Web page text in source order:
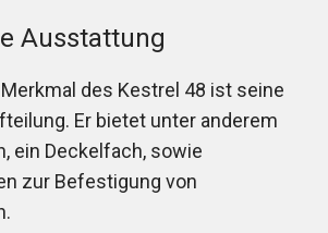
Ausstattung
des Kestrel 48 ist seine
Er bietet unter anderem
ein Deckelfach, sowie
zur Befestigung von